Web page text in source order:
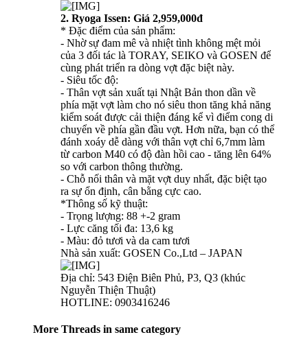
2. Ryoga Issen: Giá 2,959,000đ
* Đặc điểm của sản phẩm:
- Nhờ sự đam mê và nhiệt tình không mệt mỏi
của 3 đối tác là TORAY, SEIKO và GOSEN để
cùng phát triển ra dòng vợt đặc biệt này.
- Siêu tốc độ:
- Thân vợt sản xuất tại Nhật Bản thon dần về
phía mặt vợt làm cho nó siêu thon tăng khả năng
kiểm soát được cải thiện đáng kể vì điểm cong di
chuyển về phía gần đầu vợt. Hơn nữa, bạn có thể
đánh xoáy dễ dàng với thân vợt chỉ 6,7mm làm
từ carbon M40 có độ đàn hồi cao - tăng lên 64%
so với carbon thông thường.
- Chỗ nối thân và mặt vợt duy nhất, đặc biệt tạo
ra sự ổn định, cân bằng cực cao.
*Thông số kỹ thuật:
- Trọng lượng: 88 +-2 gram
- Lực căng tối đa: 13,6 kg
- Màu: đỏ tươi và da cam tươi
Nhà sản xuất: GOSEN Co.,Ltd – JAPAN
Địa chỉ: 543 Điện Biên Phủ, P3, Q3 (khúc
Nguyễn Thiện Thuật)
HOTLINE: 0903416246
More Threads in same category